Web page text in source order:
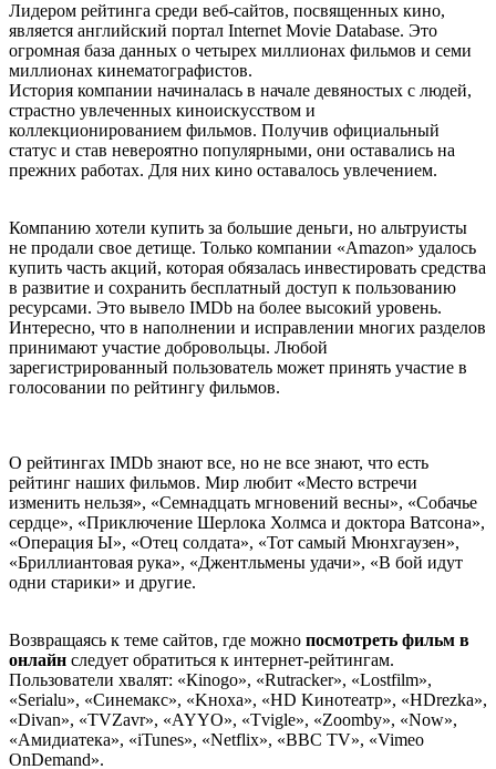
Лидером рейтинга среди веб-сайтов, посвященных кино,
является английский портал Internet Movie Database. Это
огромная база данных о четырех миллионах фильмов и семи
миллионах кинематографистов.
История компании начиналась в начале девяностых с людей,
страстно увлеченных киноискусством и
коллекционированием фильмов. Получив официальный
статус и став невероятно популярными, они оставались на
прежних работах. Для них кино оставалось увлечением.
Компанию хотели купить за большие деньги, но альтруисты
не продали свое детище. Только компании «Amazon» удалось
купить часть акций, которая обязалась инвестировать средства
в развитие и сохранить бесплатный доступ к пользованию
ресурсами. Это вывело IMDb на более высокий уровень.
Интересно, что в наполнении и исправлении многих разделов
принимают участие добровольцы. Любой
зарегистрированный пользователь может принять участие в
голосовании по рейтингу фильмов.
О рейтингах IMDb знают все, но не все знают, что есть
рейтинг наших фильмов. Мир любит «Место встречи
изменить нельзя», «Семнадцать мгновений весны», «Собачье
сердце», «Приключение Шерлока Холмса и доктора Ватсона»,
«Операция Ы», «Отец солдата», «Тот самый Мюнхгаузен»,
«Бриллиантовая рука», «Джентльмены удачи», «В бой идут
одни старики» и другие.
Возвращаясь к теме сайтов, где можно посмотреть фильм в
онлайн следует обратиться к интернет-рейтингам.
Пользователи хвалят: «Кinоgо», «Rutrасkеr», «Lоstfilm»,
«Sеriаlu», «Cинемакс», «Kнохa», «НD Kинотeaтp», «НDrеzkа»,
«Divan», «TVZavr», «AYYO», «Tvigle», «Zoomby», «Now»,
«Амидиатека», «iTunes», «Netflix», «BBC TV», «Vimeo
OnDemand».